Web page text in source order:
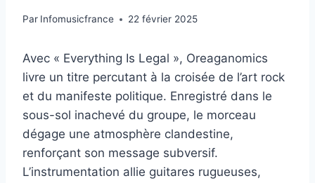
Par Infomusicfrance 22 février 2025
Avec « Everything Is Legal », Oreaganomics
livre un titre percutant à la croisée de l’art rock
et du manifeste politique. Enregistré dans le
sous-sol inachevé du groupe, le morceau
dégage une atmosphère clandestine,
renforçant son message subversif.
L’instrumentation allie guitares rugueuses,